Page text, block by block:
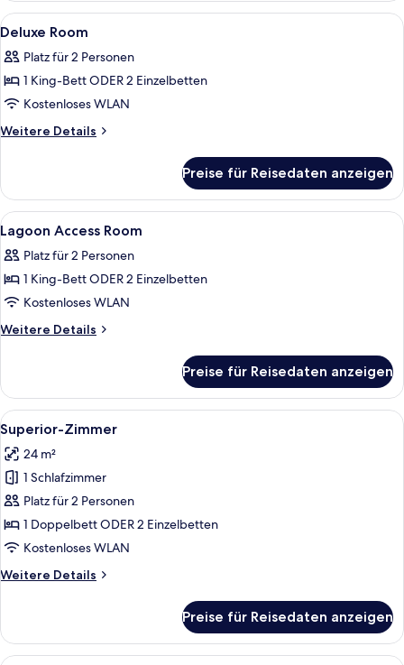
View
Room
Alle
Fotos
für
Deluxe
Room
anzeigen
Zimmersafe, Schreibtisch,
4
Deluxe Room
Platz für 2 Personen
1 King-Bett ODER 2 Einzelbetten
Kostenloses WLAN
Weitere Details
Weitere
Room
Preise für Reisedaten anzeigen
Alle
Fotos
für
Lagoon
Access
Room
Dusche, kostenlose Toilettenartikel,
3
Lagoon Access Room
Platz für 2 Personen
1 King-Bett ODER 2 Einzelbetten
Kostenloses WLAN
Weitere Details
Weitere
Access
Room
Preise für Reisedaten anzeigen
Alle
Fotos
für
Superior-
Zimmer
anzeigen
Ein Hotelzimmer mit einem großen
10
Superior-Zimmer
24 m²
1 Schlafzimmer
Platz für 2 Personen
1 Doppelbett ODER 2 Einzelbetten
Kostenloses WLAN
Weitere Details
Weitere
Zimmer
Preise für Reisedaten anzeigen
Ein Hotelzimmer mit einem großen